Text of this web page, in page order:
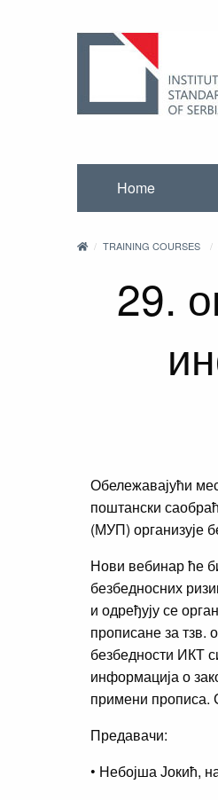
Home
TRAINING COURSES
29.
Обележавајући
поштански
(МУП) организује
Нови вебинар ће
безбедносних
и одређују се
прописане за тзв.
безбедности ИКТ
информација о
примени прописа.
Предавачи:
• Небојша Јокић,